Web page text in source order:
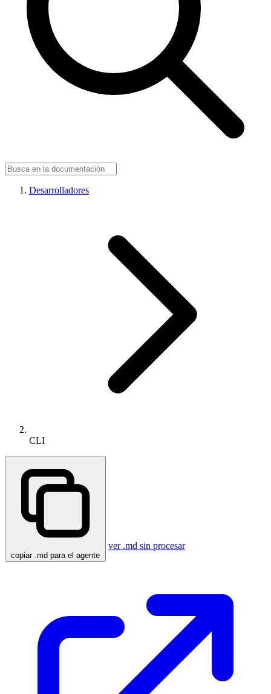
Desarrolladores
CLI
copiar .md para el agente
ver .md sin procesar